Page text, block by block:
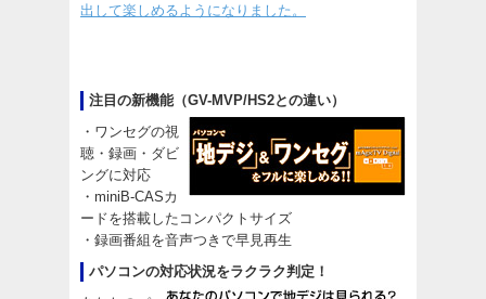
出して楽しめるようになりました。
注目の新機能（GV-MVP/HS2との違い）
・ワンセグの視
聴・録画・ダビ
ングに対応
・miniB-CASカ
ードを搭載したコンパクトサイズ
・録画番組を音声つきで早見再生
パソコンの対応状況をラクラク判定！